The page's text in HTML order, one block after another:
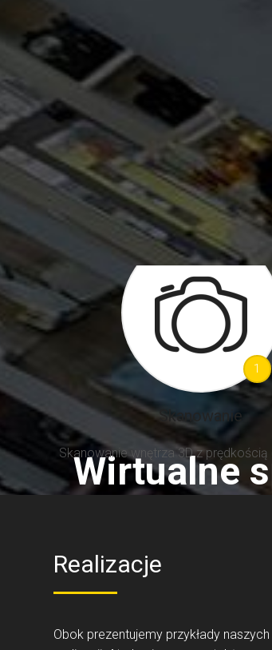
Wirtualne
Jak to działa?